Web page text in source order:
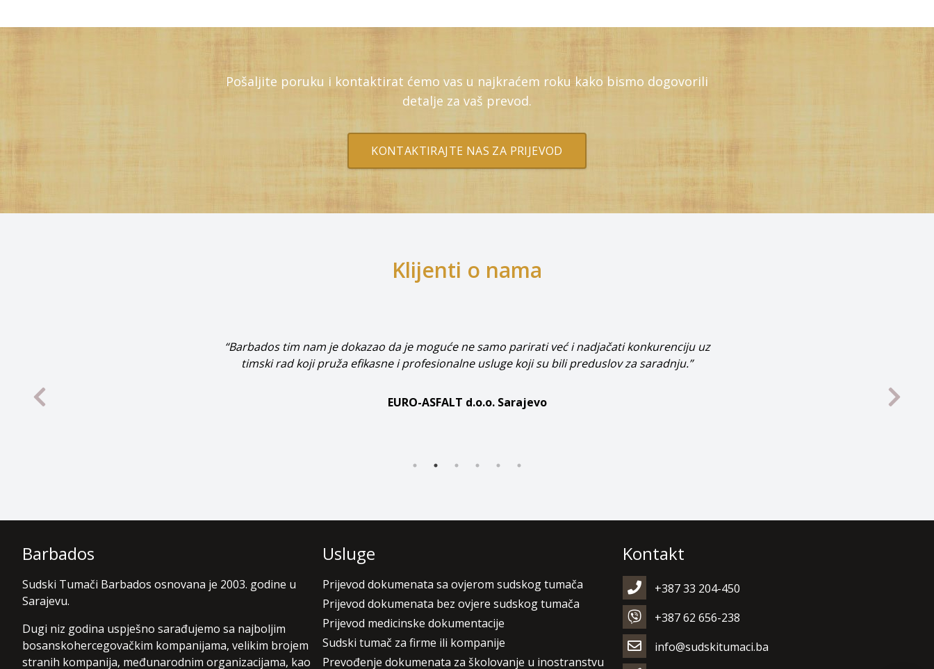
Pošaljite poruku i kontaktirat ćemo vas u najkraćem roku kako bismo dogovorili
detalje za vaš prevod.
KONTAKTIRAJTE NAS ZA PRIJEVOD
Klijenti o nama
“Dugogodišnja saradnja sa Barbados timom je najbolja ocjena za njihov rad.”
Barbados
Sudski Tumači Barbados osnovana je 2003. godine u
Sarajevu.
Dugi niz godina uspješno sarađujemo sa najboljim
bosanskohercegovačkim kompanijama, velikim brojem
stranih kompanija, međunarodnim organizacijama, kao
Usluge
Prijevod dokumenata sa ovjerom sudskog tumača
Prijevod dokumenata bez ovjere sudskog tumača
Prijevod medicinske dokumentacije
Sudski tumač za firme ili kompanije
Prevođenje dokumenata za školovanje u inostranstvu
Kontakt
+387 33 204-450
+387 62 656-238
info@sudskitumaci.ba